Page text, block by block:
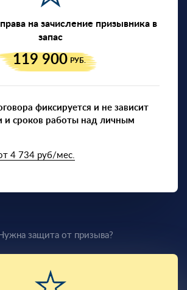
на зачисление призывника в
запас
119 900 РУБ.
фиксируется и не зависит
и сроков работы над личным
4 734 руб/мес.
защита от призыва?